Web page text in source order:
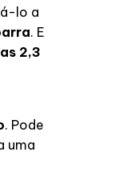
lo a
. E
2,3
. Pode
uma